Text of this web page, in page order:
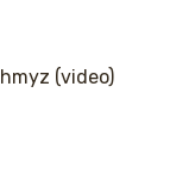
(video)